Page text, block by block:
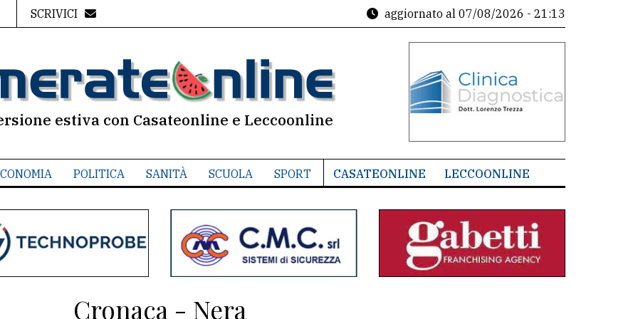
SCRIVICI aggiornato al 07/08/2026 - 21:13
estiva con Casateonline e Leccoonline
POLITICA SANITÀ SCUOLA SPORT CASATEONLINE LECCOONLINE
Cronaca - Nera